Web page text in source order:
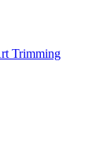
Trimming